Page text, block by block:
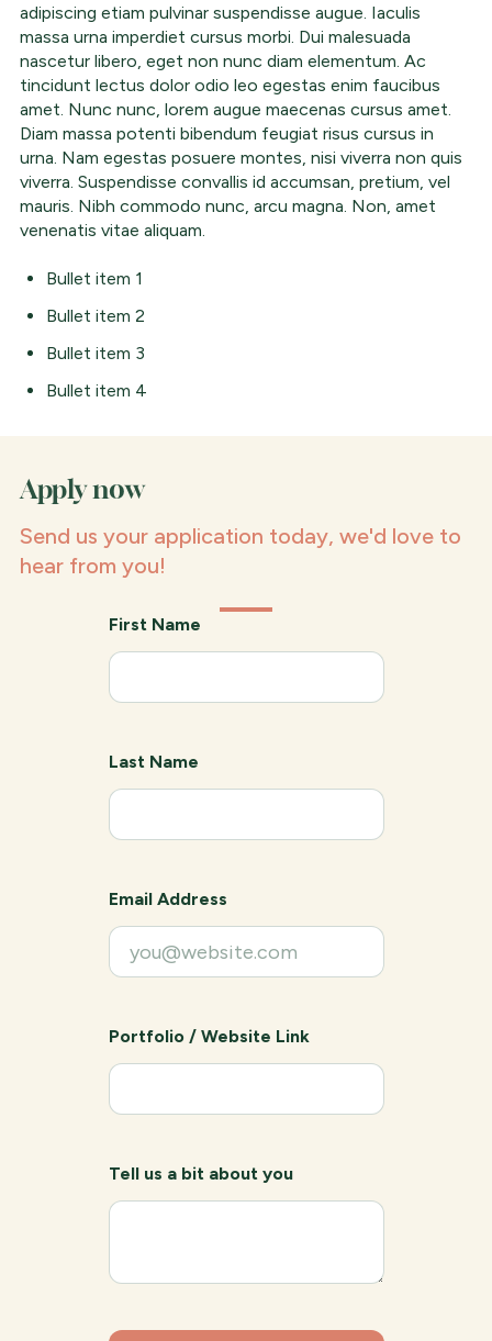
adipiscing etiam pulvinar suspendisse augue. Iaculis
massa urna imperdiet cursus morbi. Dui malesuada
nascetur libero, eget non nunc diam elementum. Ac
tincidunt lectus dolor odio leo egestas enim faucibus
amet. Nunc nunc, lorem augue maecenas cursus amet.
Diam massa potenti bibendum feugiat risus cursus in
urna. Nam egestas posuere montes, nisi viverra non quis
viverra. Suspendisse convallis id accumsan, pretium, vel
mauris. Nibh commodo nunc, arcu magna. Non, amet
venenatis vitae aliquam.
Bullet item 1
Bullet item 2
Bullet item 3
Bullet item 4
Apply now
Send us your application today, we'd love to
hear from you!
First Name
Last Name
Email Address
Portfolio / Website Link
Tell us a bit about you